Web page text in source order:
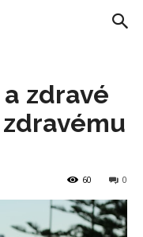
zdravé
0
60